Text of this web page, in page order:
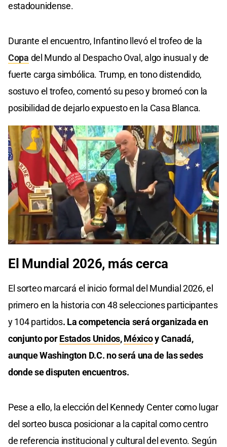
estadounidense.
Durante el encuentro, Infantino llevó el trofeo de la
Copa del Mundo al Despacho Oval, algo inusual y de
fuerte carga simbólica. Trump, en tono distendido,
sostuvo el trofeo, comentó su peso y bromeó con la
posibilidad de dejarlo expuesto en la Casa Blanca.
El Mundial 2026, más cerca
El sorteo marcará el inicio formal del Mundial 2026, el
primero en la historia con 48 selecciones participantes
y 104 partidos. La competencia será organizada en
conjunto porEstados Unidos,Méxicoy Canadá,
aunque Washington D.C. no será una de las sedes
donde se disputen encuentros.
Pese a ello, la elección del Kennedy Center como lugar
del sorteo busca posicionar a la capital como centro
de referencia institucional y cultural del evento. Según